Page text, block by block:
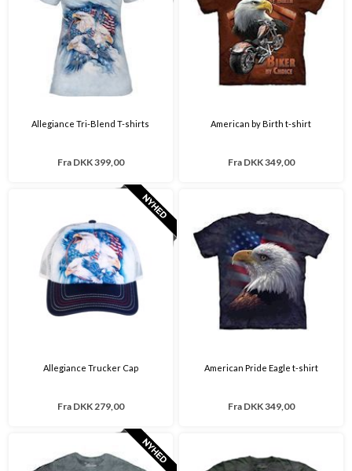
Allegiance Tri-Blend T-shirts
Fra DKK 399,00
American by Birth t-shirt
Fra DKK 349,00
Allegiance Trucker Cap
Fra DKK 279,00
American Pride Eagle t-shirt
Fra DKK 349,00